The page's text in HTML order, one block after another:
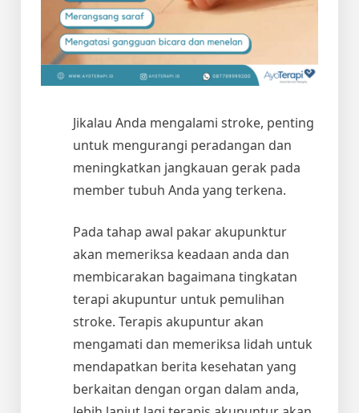
Jikalau Anda mengalami stroke, penting
untuk mengurangi peradangan dan
meningkatkan jangkauan gerak pada
member tubuh Anda yang terkena.
Pada tahap awal pakar akupunktur
akan memeriksa keadaan anda dan
membicarakan bagaimana tingkatan
terapi akupuntur untuk pemulihan
stroke. Terapis akupuntur akan
mengamati dan memeriksa lidah untuk
mendapatkan berita kesehatan yang
berkaitan dengan organ dalam anda,